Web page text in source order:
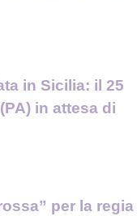
in Sicilia: il 25
in attesa di
per la regia